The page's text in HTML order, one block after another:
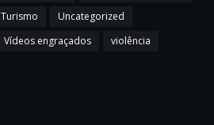
Turismo
Uncategorized
Vídeos engraçados
violência